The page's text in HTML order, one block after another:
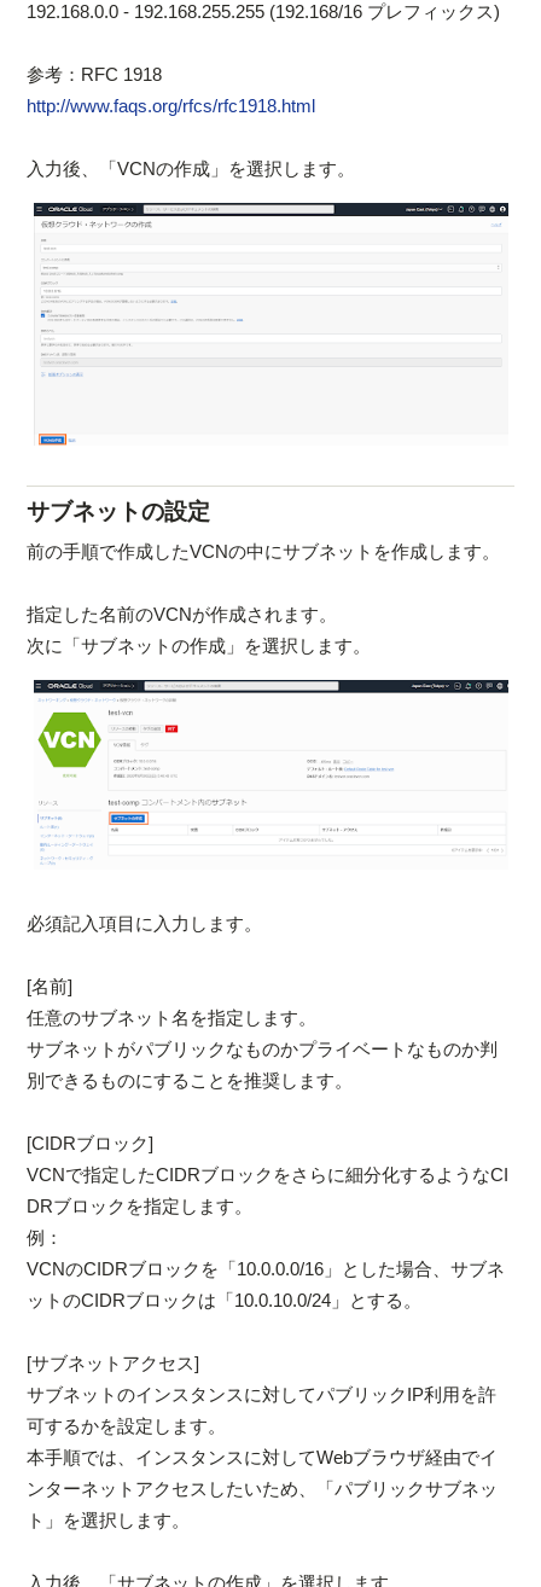
192.168.0.0 - 192.168.255.255 (192.168/16 プレフィックス)
参考：RFC 1918
http://www.faqs.org/rfcs/rfc1918.html
入力後、「VCNの作成」を選択します。
サブネットの設定
前の手順で作成したVCNの中にサブネットを作成します。
指定した名前のVCNが作成されます。
次に「サブネットの作成」を選択します。
必須記入項目に入力します。
[名前]
任意のサブネット名を指定します。
サブネットがパブリックなものかプライベートなものか判
別できるものにすることを推奨します。
[CIDRブロック]
VCNで指定したCIDRブロックをさらに細分化するようなCI
DRブロックを指定します。
例：
VCNのCIDRブロックを「10.0.0.0/16」とした場合、サブネ
ットのCIDRブロックは「10.0.10.0/24」とする。
[サブネットアクセス]
サブネットのインスタンスに対してパブリックIP利用を許
可するかを設定します。
本手順では、インスタンスに対してWebブラウザ経由でイ
ンターネットアクセスしたいため、「パブリックサブネッ
ト」を選択します。